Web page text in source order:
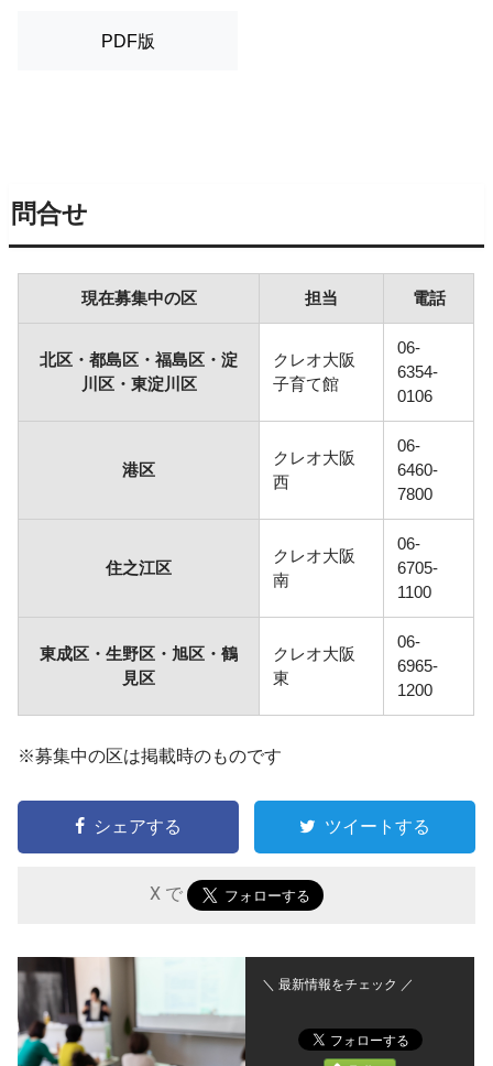
PDF版
問合せ
現在募集中の区 担当 電話
北区・都島区・福島区・淀
川区・東淀川区
クレオ大阪
子育て館
06-
6354-
0106
港区
クレオ大阪
西
06-
6460-
7800
住之江区
クレオ大阪
南
06-
6705-
1100
東成区・生野区・旭区・鶴
見区
クレオ大阪
東
06-
6965-
1200
※募集中の区は掲載時のものです
シェアする ツイートする
X で
＼ 最新情報をチェック ／